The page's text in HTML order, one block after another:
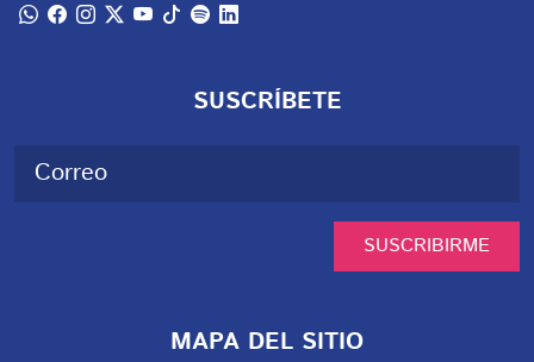
SUSCRÍBETE
SUSCRIBIRME
MAPA DEL SITIO